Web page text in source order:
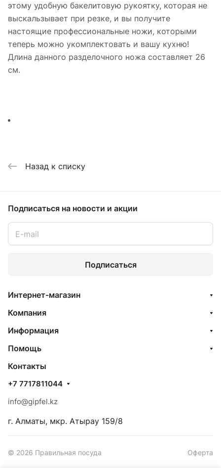
этому удобную бакелитовую рукоятку, которая не
выскальзывает при резке, и вы получите
настоящие профессиональные ножи, которыми
теперь можно укомплектовать и вашу кухню!
Длина данного разделочного ножа составляет 26
см.
Назад к списку
Подписаться на новости и акции
Подписаться
Интернет-магазин
Компания
Информация
Помощь
Контакты
+7 7717811044
info@gipfel.kz
г. Алматы, мкр. Атырау 159/8
© 2026 Правильная посуда Оферта